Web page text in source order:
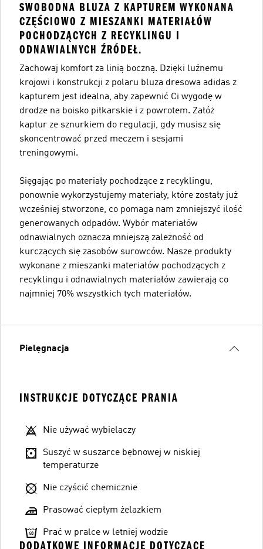
SWOBODNA BLUZA Z KAPTUREM WYKONANA
CZĘŚCIOWO Z MIESZANKI MATERIAŁÓW
POCHODZĄCYCH Z RECYKLINGU I
ODNAWIALNYCH ŹRÓDEŁ.
Zachowaj komfort za linią boczną. Dzięki luźnemu
krojowi i konstrukcji z polaru bluza dresowa adidas z
kapturem jest idealna, aby zapewnić Ci wygodę w
drodze na boisko piłkarskie i z powrotem. Załóż
kaptur ze sznurkiem do regulacji, gdy musisz się
skoncentrować przed meczem i sesjami
treningowymi.
Sięgając po materiały pochodzące z recyklingu,
ponownie wykorzystujemy materiały, które zostały już
wcześniej stworzone, co pomaga nam zmniejszyć ilość
generowanych odpadów. Wybór materiałów
odnawialnych oznacza mniejszą zależność od
kurczących się zasobów surowców. Nasze produkty
wykonane z mieszanki materiałów pochodzących z
recyklingu i odnawialnych materiałów zawierają co
najmniej 70% wszystkich tych materiałów.
Pielęgnacja
INSTRUKCJE DOTYCZĄCE PRANIA
Nie używać wybielaczy
Suszyć w suszarce bębnowej w niskiej
temperaturze
Nie czyścić chemicznie
Prasować ciepłym żelazkiem
Prać w pralce w letniej wodzie
DODATKOWE INFORMACJE DOTYCZĄCE